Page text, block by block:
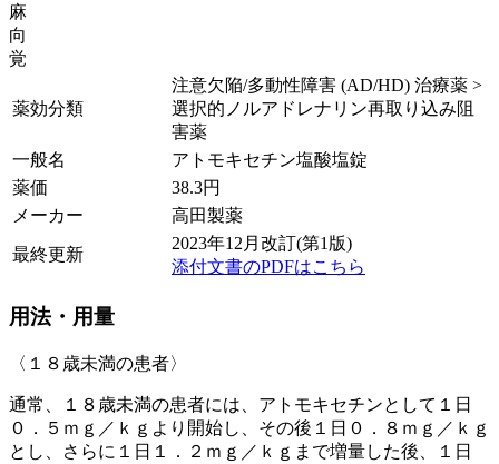
麻
向
覚
薬効分類
注意欠陥/多動性障害 (AD/HD) 治療薬 >
選択的ノルアドレナリン再取り込み阻
害薬
一般名
アトモキセチン塩酸塩錠
薬価
38.3円
メーカー
高田製薬
最終更新
2023年12月改訂(第1版)
添付文書のPDFはこちら
用法・用量
〈１８歳未満の患者〉
通常、１８歳未満の患者には、アトモキセチンとして１日
０．５ｍｇ／ｋｇより開始し、その後１日０．８ｍｇ／ｋｇ
とし、さらに１日１．２ｍｇ／ｋｇまで増量した後、１日